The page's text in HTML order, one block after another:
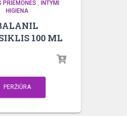
PRIEMONĖS ,
INTYMI
HIGIENA
100 ML
PERŽIŪRA